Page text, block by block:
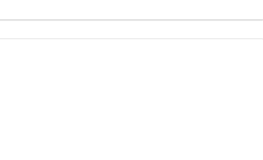
refait à neuf, offrant confort moderne et emplacement